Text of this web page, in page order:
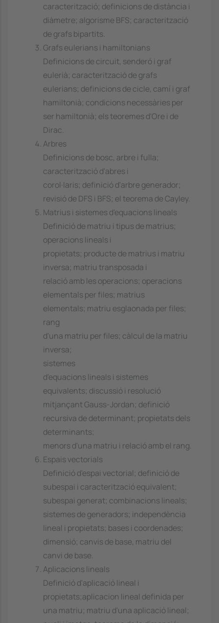
caracterització; definicions de distància i
diàmetre; algorisme BFS; caracterització
de grafs bipartits.
Grafs eulerians i hamiltonians
Definicions de circuit, senderó i graf
eulerià; caracterització de grafs
eulerians; definicions de cicle, camí i graf
hamiltonià; condicions necessàries per
ser hamiltonià; els teoremes d'Ore i de
Dirac.
Arbres
Definicions de bosc, arbre i fulla;
caracterització d'abres i
corol·laris; definició d'arbre generador;
revisió de DFS i BFS; el teorema de Cayley.
Matrius i sistemes d'equacions lineals
Definició de matriu i tipus de matrius;
operacions lineals i
propietats; producte de matrius i matriu
inversa; matriu transposada i
relació amb les operacions; operacions
elementals per files; matrius
elementals; matriu esglaonada per files;
rang
d'una matriu per files; càlcul de la matriu
inversa;
sistemes
d'equacions lineals i sistemes
equivalents; discussió i resolució
mitjançant Gauss-Jordan; definició
recursiva de determinant; propietats dels
determinants;
menors d'una matriu i relació amb el rang.
Espais vectorials
Definició d'espai vectorial; definició de
subespai i caracterització equivalent;
subespai generat; combinacions lineals;
sistemes de generadors; independència
lineal i propietats; bases i coordenades;
dimensió; canvis de base, matriu del
canvi de base.
Aplicacions lineals
Definició d'aplicació lineal i
propietats;aplicacion lineal definida per
una matriu; matriu d'una aplicació lineal;